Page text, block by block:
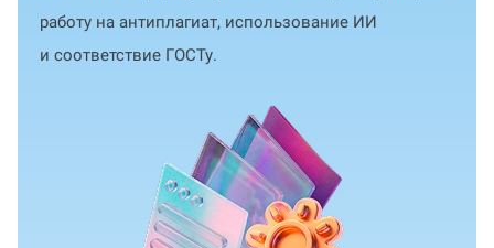
работу на антиплагиат, использование ИИ
и соответствие ГОСТу.